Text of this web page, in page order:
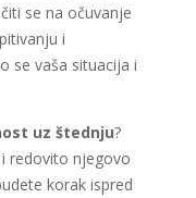
se na očuvanje
i
se vaša situacija i
uz štednju?
redovito njegovo
korak ispred